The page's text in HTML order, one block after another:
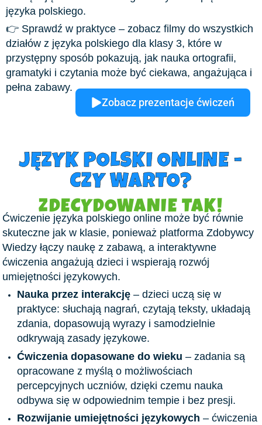
języka polskiego.
👉 Sprawdź w praktyce – zobacz filmy do wszystkich
działów z języka polskiego dla klasy 3, które w
przystępny sposób pokazują, jak nauka ortografii,
gramatyki i czytania może być ciekawa, angażująca i
pełna zabawy.
Zobacz prezentacje ćwiczeń
JĘZYK POLSKI ONLINE -
CZY WARTO?
ZDECYDOWANIE TAK!
Ćwiczenie języka polskiego online może być równie
skuteczne jak w klasie, ponieważ platforma Zdobywcy
Wiedzy łączy naukę z zabawą, a interaktywne
ćwiczenia angażują dzieci i wspierają rozwój
umiejętności językowych.
Nauka przez interakcję – dzieci uczą się w
praktyce: słuchają nagrań, czytają teksty, układają
zdania, dopasowują wyrazy i samodzielnie
odkrywają zasady językowe.
Ćwiczenia dopasowane do wieku – zadania są
opracowane z myślą o możliwościach
percepcyjnych uczniów, dzięki czemu nauka
odbywa się w odpowiednim tempie i bez presji.
Rozwijanie umiejętności językowych – ćwiczenia